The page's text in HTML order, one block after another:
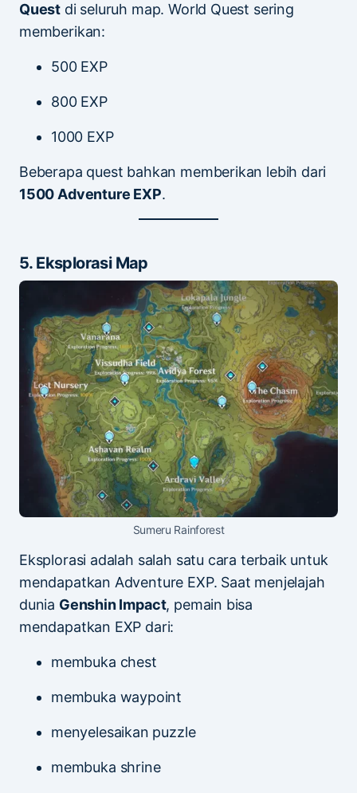
Quest di seluruh map. World Quest sering
memberikan:
500 EXP
800 EXP
1000 EXP
Beberapa quest bahkan memberikan lebih dari
1500 Adventure EXP.
5. Eksplorasi Map
Sumeru Rainforest
Eksplorasi adalah salah satu cara terbaik untuk
mendapatkan Adventure EXP. Saat menjelajah
dunia Genshin Impact, pemain bisa
mendapatkan EXP dari:
membuka chest
membuka waypoint
menyelesaikan puzzle
membuka shrine